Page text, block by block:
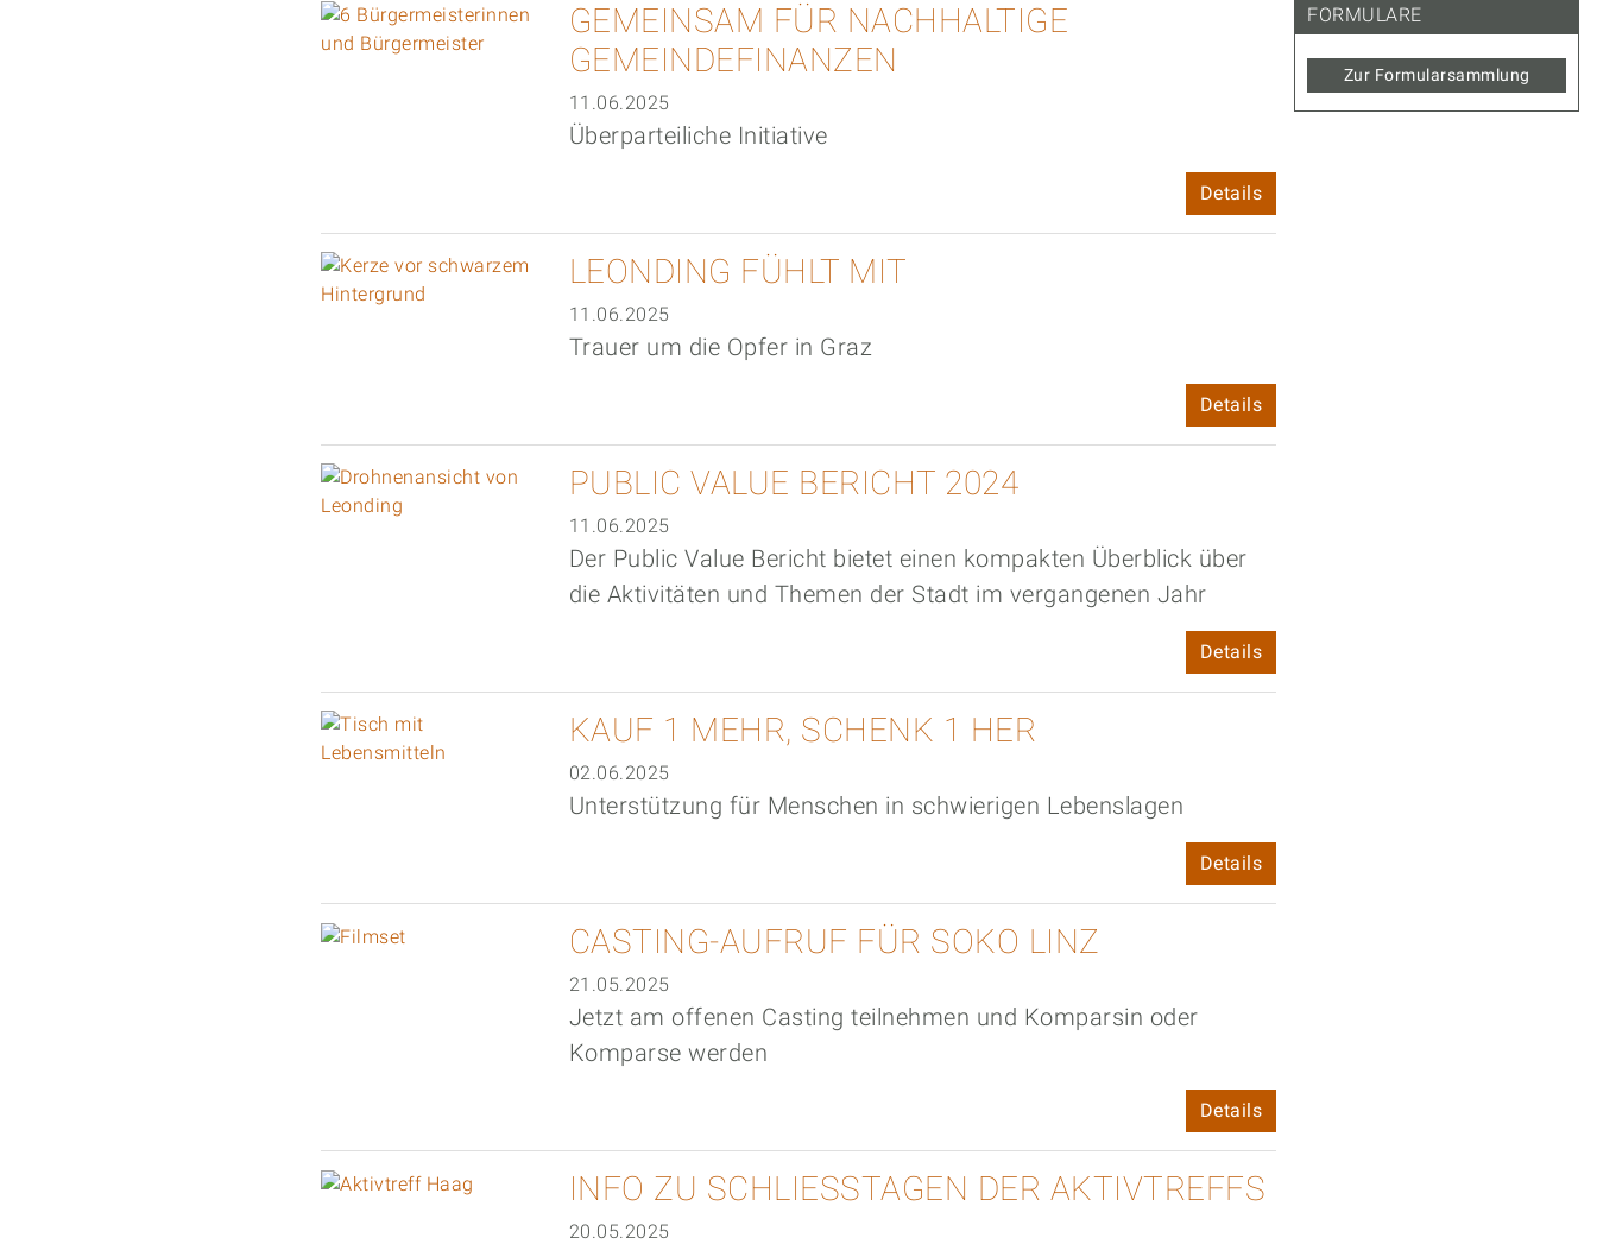
GEMEINSAM FÜR NACHHALTIGE
GEMEINDEFINANZEN
11.06.2025
Überparteiliche Initiative
Details
LEONDING FÜHLT MIT
11.06.2025
Trauer um die Opfer in Graz
Details
PUBLIC VALUE BERICHT 2024
11.06.2025
Der Public Value Bericht bietet einen kompakten Überblick über
die Aktivitäten und Themen der Stadt im vergangenen Jahr
Details
KAUF 1 MEHR, SCHENK 1 HER
02.06.2025
Unterstützung für Menschen in schwierigen Lebenslagen
Details
CASTING-AUFRUF FÜR SOKO LINZ
21.05.2025
Jetzt am offenen Casting teilnehmen und Komparsin oder
Komparse werden
Details
INFO ZU SCHLIESSTAGEN DER AKTIVTREFFS
20.05.2025
FORMULARE
Zur Formularsammlung